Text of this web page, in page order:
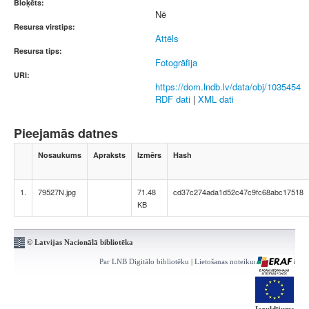
Bloķēts:
Nē
Resursa virstips:
Attēls
Resursa tips:
Fotogrāfija
URI:
https://dom.lndb.lv/data/obj/1035454
RDF dati | XML dati
Pieejamās datnes
Nosaukums Apraksts Izmērs Hash
1. 79527N.jpg
71.48
KB
cd37c274ada1d52c47c9fc68abc17518
© Latvijas Nacionālā bibliotēka
Par LNB Digitālo bibliotēku | Lietošanas noteikumi | Kontakti